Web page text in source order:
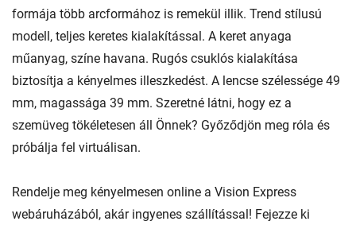
formája több arcformához is remekül illik. Trend stílusú
modell, teljes keretes kialakítással. A keret anyaga
műanyag, színe havana. Rugós csuklós kialakítása
biztosítja a kényelmes illeszkedést. A lencse szélessége 49
mm, magassága 39 mm. Szeretné látni, hogy ez a
szemüveg tökéletesen áll Önnek? Győződjön meg róla és
próbálja fel virtuálisan.
Rendelje meg kényelmesen online a Vision Express
webáruházából, akár ingyenes szállítással! Fejezze ki